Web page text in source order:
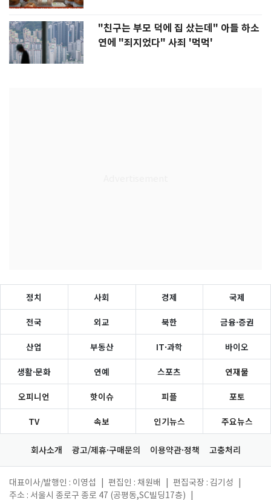
"친구는 부모 덕에 집 샀는데" 아들 하소
연에 "죄지었다" 사죄 '먹먹'
정치 사회 경제 국제
전국 외교 북한 금융·증권
산업 부동산 IT·과학 바이오
생활·문화 연예 스포츠 연재물
오피니언 핫이슈 피플 포토
TV 속보 인기뉴스 주요뉴스
회사소개 광고/제휴·구매문의 이용약관·정책 고충처리
대표이사/발행인 : 이영섭 편집인 : 채원배 편집국장 : 김기성
주소 : 서울시 종로구 종로 47 (공평동,SC빌딩17층)